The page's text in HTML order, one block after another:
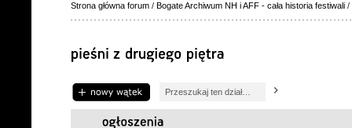
Strona główna forum / Bogate Archiwum NH i AFF - cała historia festiwali /
Napisz wątek